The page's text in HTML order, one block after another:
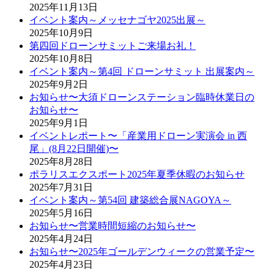
2025年11月13日
イベント案内～メッセナゴヤ2025出展～
2025年10月9日
第四回ドローンサミットご来場お礼！
2025年10月8日
イベント案内～第4回 ドローンサミット 出展案内～
2025年9月2日
お知らせ〜大須ドローンステーション臨時休業日の
お知らせ〜
2025年9月1日
イベントレポート〜「産業用ドローン実演会 in 西
尾」(8月22日開催)〜
2025年8月28日
ポラリスエクスポート2025年夏季休暇のお知らせ
2025年7月31日
イベント案内～第54回 建築総合展NAGOYA～
2025年5月16日
お知らせ〜営業時間短縮のお知らせ〜
2025年4月24日
お知らせ〜2025年ゴールデンウィークの営業予定〜
2025年4月23日